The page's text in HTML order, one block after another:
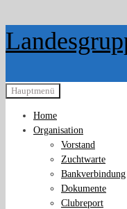
Zurück
zum
Hauptmenü
Home
Organisation
Vorstand
Zuchtwarte
Bankverbindung
Dokumente
Clubreport